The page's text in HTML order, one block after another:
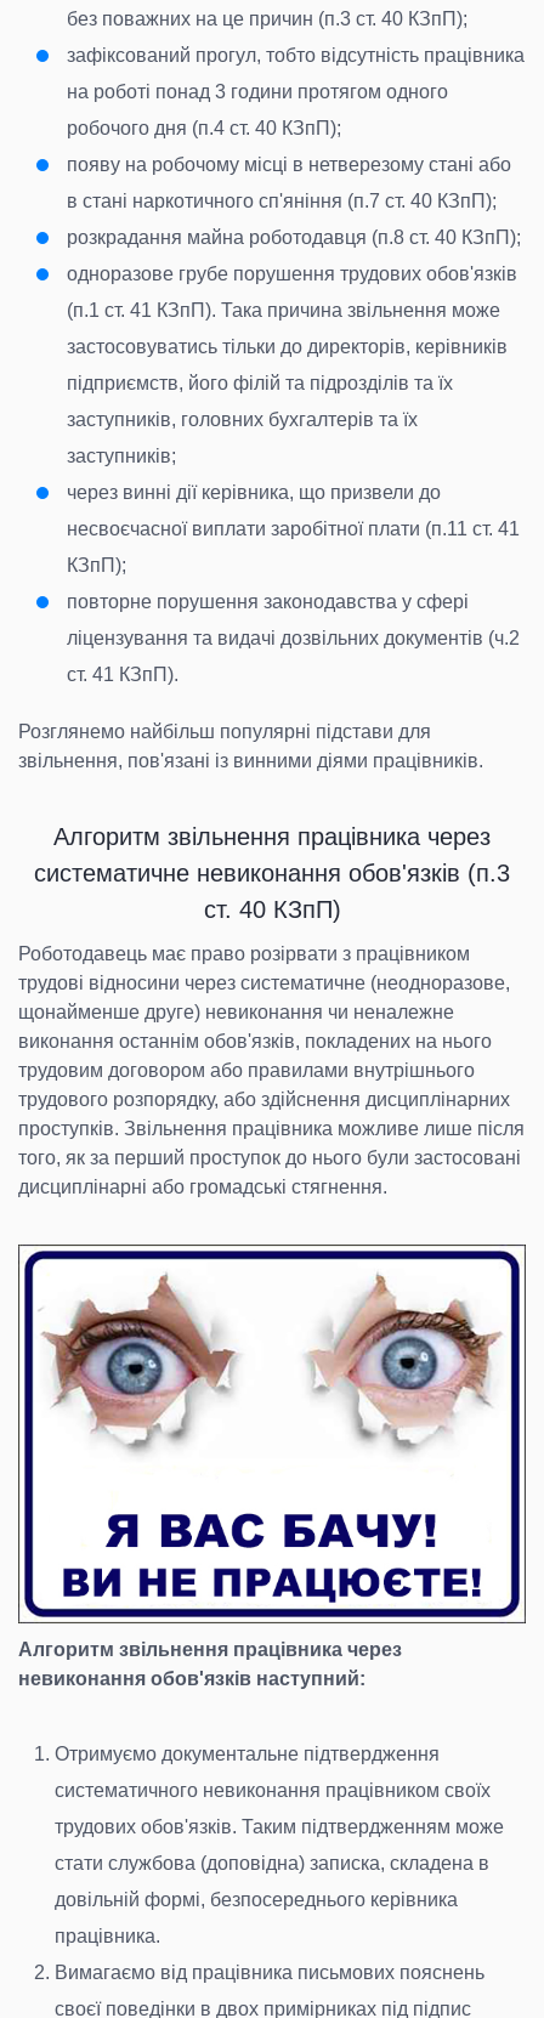
без поважних на це причин (п.3 ст. 40 КЗпП);
зафіксований прогул, тобто відсутність працівника
на роботі понад 3 години протягом одного
робочого дня (п.4 ст. 40 КЗпП);
появу на робочому місці в нетверезому стані або
в стані наркотичного сп'яніння (п.7 ст. 40 КЗпП);
розкрадання майна роботодавця (п.8 ст. 40 КЗпП);
одноразове грубе порушення трудових обов'язків
(п.1 ст. 41 КЗпП). Така причина звільнення може
застосовуватись тільки до директорів, керівників
підприємств, його філій та підрозділів та їх
заступників, головних бухгалтерів та їх
заступників;
через винні дії керівника, що призвели до
несвоєчасної виплати заробітної плати (п.11 ст. 41
КЗпП);
повторне порушення законодавства у сфері
ліцензування та видачі дозвільних документів (ч.2
ст. 41 КЗпП).
Розглянемо найбільш популярні підстави для
звільнення, пов'язані із винними діями працівників.
Алгоритм звільнення працівника через
систематичне невиконання обов'язків (п.3
ст. 40 КЗпП)
Роботодавець має право розірвати з працівником
трудові відносини через систематичне (неодноразове,
щонайменше друге) невиконання чи неналежне
виконання останнім обов'язків, покладених на нього
трудовим договором або правилами внутрішнього
трудового розпорядку, або здійснення дисциплінарних
проступків. Звільнення працівника можливе лише після
того, як за перший проступок до нього були застосовані
дисциплінарні або громадські стягнення.
Алгоритм звільнення працівника через
невиконання обов'язків наступний:
Отримуємо документальне підтвердження
систематичного невиконання працівником своїх
трудових обов'язків. Таким підтвердженням може
стати службова (доповідна) записка, складена в
довільній формі, безпосереднього керівника
працівника.
Вимагаємо від працівника письмових пояснень
своєї поведінки в двох примірниках під підпис